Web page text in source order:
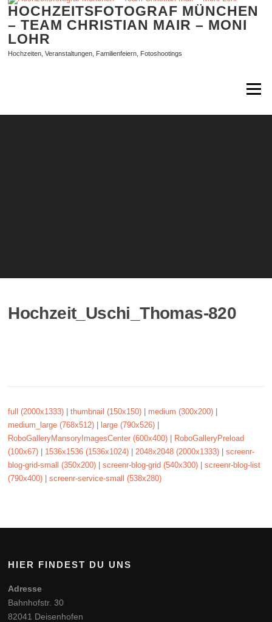
Zum
springen
HOCHZEITSFOTOGRAF MÜNCHEN
– TEAM CHRISTIAN MAIR – MONI
LOHR
Hochzeiten, Veranstaltungen, Familienfeiern, Fotoshootings
Menü
Hochzeit_Uschi_Thomas-820
full (2000x1333) |thumbnail (150x150) medium (300x200)
medium_large (768x512)
large (790x526)
RoboGalleryMansoryImagesCenter (600x400)
RoboGalleryPreload
(100x67)
1536x1536 (1536x1024) |2048x2048 (2000x1333) |screenr-
blog-grid-small (350x200) |screenr-blog-grid (540x300) |screenr-blog-list
(790x400) |screenr-service-small (538x280)
HIER FINDEST DU UNS
Adresse
Bahnhofstr. 30
82041 Deisenhofen